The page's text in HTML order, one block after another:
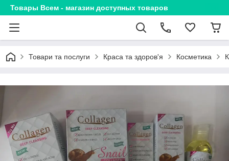
Товары Всем - магазин доступных товаров
Товари та послуги Краса та здоров'я Косметика